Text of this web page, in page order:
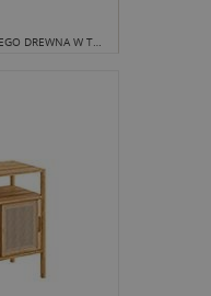
ZJAWISKOWE PIĘKNO NATURALNEGO DREWNA W TYM MEBLU ZOSTAŁO PODKREŚLONE WYBORNĄ KOMBINACJĄ PÓŁEK. LINIE SŁOJÓW, ODCIEŃ DĘBU ORAZ SUBTELNE UCHWYTY TO DROBIAZGI, KTÓRE NADAJĄ CHARAKTERU.